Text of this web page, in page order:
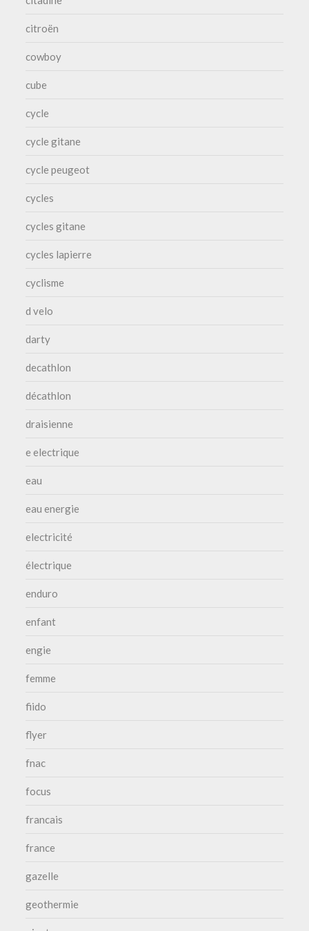
citroën
cowboy
cube
cycle
cycle gitane
cycle peugeot
cycles
cycles gitane
cycles lapierre
cyclisme
d velo
darty
decathlon
décathlon
draisienne
e electrique
eau
eau energie
electricité
électrique
enduro
enfant
engie
femme
fiido
flyer
fnac
focus
francais
france
gazelle
geothermie